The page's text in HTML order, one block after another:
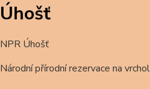
Úhošť
NPR Úhošť
Národní přírodní rezervace na